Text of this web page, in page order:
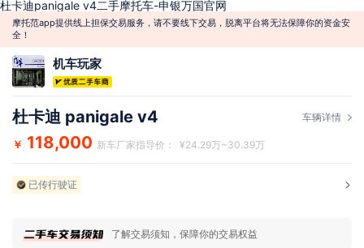
杜卡迪panigale v4二手摩托车-申银万国官网
摩托范app提供线上担保交易服务，请不要线下交易，脱离平台将无法保障你的资金安
全！
机车玩家
杜卡迪 panigale v4 车辆详情
￥ 118,000 新车厂家指导价： ¥24.29万~30.39万
已传行驶证
了解交易须知，保障你的交易权益